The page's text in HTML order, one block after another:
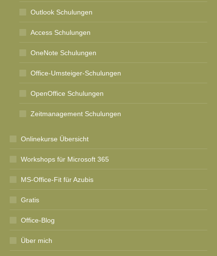
Outlook Schulungen
Access Schulungen
OneNote Schulungen
Office-Umsteiger-Schulungen
OpenOffice Schulungen
Zeitmanagement Schulungen
Onlinekurse Übersicht
Workshops für Microsoft 365
MS-Office-Fit für Azubis
Gratis
Office-Blog
Über mich